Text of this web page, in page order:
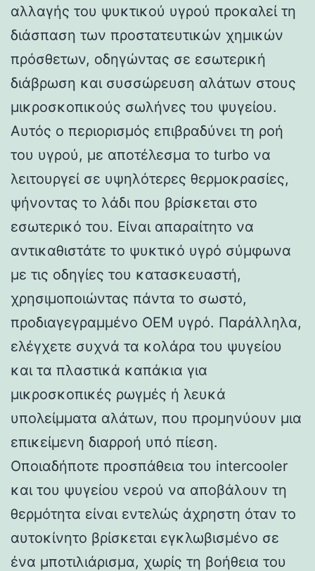
αλλαγής του ψυκτικού υγρού προκαλεί τη
διάσπαση των προστατευτικών χημικών
πρόσθετων, οδηγώντας σε εσωτερική
διάβρωση και συσσώρευση αλάτων στους
μικροσκοπικούς σωλήνες του ψυγείου.
Αυτός ο περιορισμός επιβραδύνει τη ροή
του υγρού, με αποτέλεσμα το turbo να
λειτουργεί σε υψηλότερες θερμοκρασίες,
ψήνοντας το λάδι που βρίσκεται στο
εσωτερικό του. Είναι απαραίτητο να
αντικαθιστάτε το ψυκτικό υγρό σύμφωνα
με τις οδηγίες του κατασκευαστή,
χρησιμοποιώντας πάντα το σωστό,
προδιαγεγραμμένο OEM υγρό. Παράλληλα,
ελέγχετε συχνά τα κολάρα του ψυγείου
και τα πλαστικά καπάκια για
μικροσκοπικές ρωγμές ή λευκά
υπολείμματα αλάτων, που προμηνύουν μια
επικείμενη διαρροή υπό πίεση.
Οποιαδήποτε προσπάθεια του intercooler
και του ψυγείου νερού να αποβάλουν τη
θερμότητα είναι εντελώς άχρηστη όταν το
αυτοκίνητο βρίσκεται εγκλωβισμένο σε
ένα μποτιλιάρισμα, χωρίς τη βοήθεια του